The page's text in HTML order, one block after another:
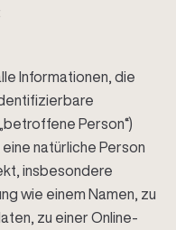
Informationen, die
Person“)
natürliche Person
insbesondere
wie einem Namen, zu
zu einer Online-